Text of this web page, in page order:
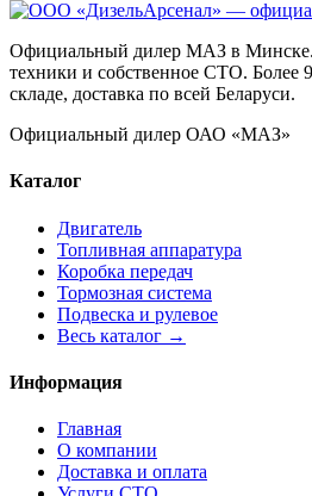
Официальный дилер МАЗ в Минске.
техники и собственное СТО. Более
складе, доставка по всей Беларуси.
Официальный дилер ОАО «МАЗ»
Каталог
Двигатель
Топливная аппаратура
Коробка передач
Тормозная система
Подвеска и рулевое
Весь каталог →
Информация
Главная
О компании
Доставка и оплата